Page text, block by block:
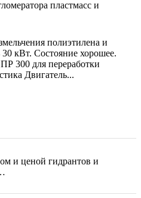
полиэтилена и
кВт. Состояние хорошее.
300 для переработки
Двигатель...
и ценой гидрантов и